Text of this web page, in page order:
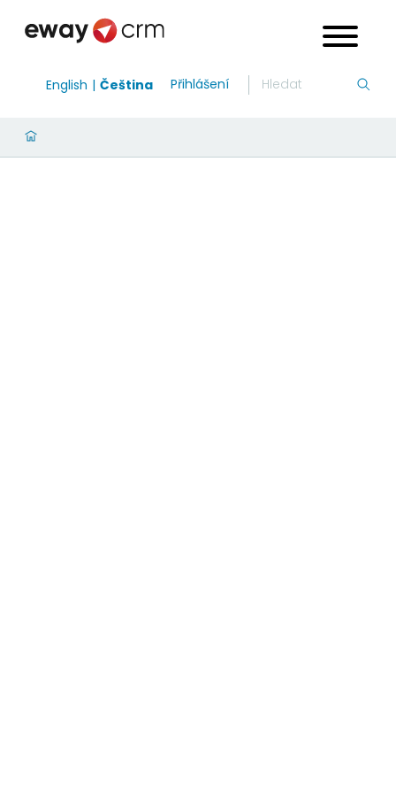
English Čeština Přihlášení